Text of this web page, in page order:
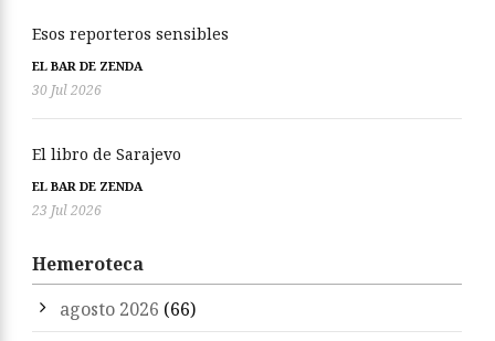
Esos reporteros sensibles
EL BAR DE ZENDA
30 Jul 2026
El libro de Sarajevo
EL BAR DE ZENDA
23 Jul 2026
Hemeroteca
agosto 2026 (66)